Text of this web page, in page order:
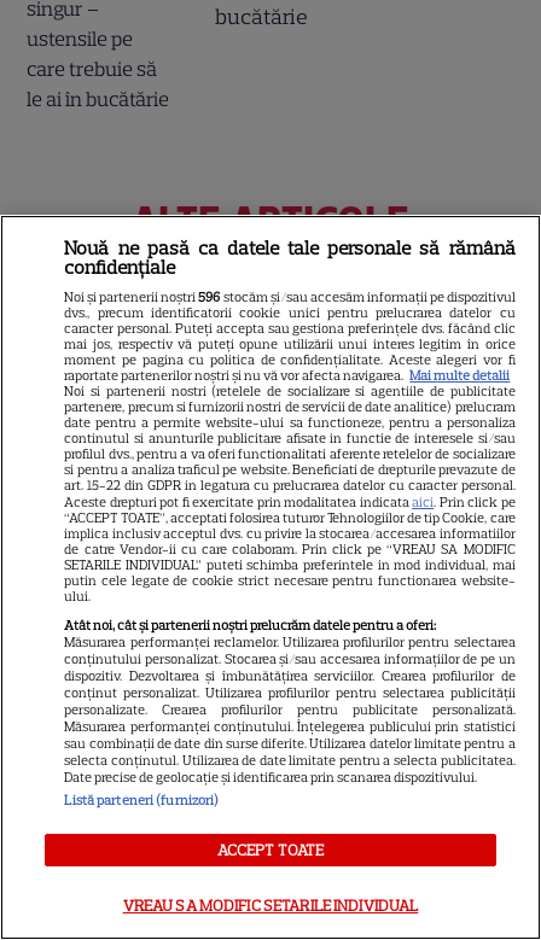
bucătărie
ALTE ARTICOLE
INTERESANTE
16
NETFLIX
Noutăți Netflix în august 2026:
Robert De Niro, „Nosferatu” și
noile sezoane din „Outer
Banks” și „Un veac de
singurătate”
14
VEDETE STRĂINE
Sean Astin din „Stăpânul
Inelelor” a fost nevoit să își
vândă casa din cauza
salariului mic: Câți bani a
primit de fapt
VEDETE STRĂINE
Elon Musk, atac la adresa
regizorului premiat cu Oscar
care a realizat documentarul
Nouă ne pasă ca datele tale personale să rămână
confidențiale
Noi și partenerii noștri596 stocăm și/sau accesăm informații pe dispozitivul
dvs., precum identificatorii cookie unici pentru prelucrarea datelor cu
caracter personal. Puteți accepta sau gestiona preferințele dvs. făcând clic
mai jos, respectiv vă puteți opune utilizării unui interes legitim în orice
moment pe pagina cu politica de confidențialitate. Aceste alegeri vor fi
raportate partenerilor noștri și nu vă vor afecta navigarea. Mai multe detalii
Noi si partenerii nostri (retelele de socializare si agentiile de publicitate
partenere, precum si furnizorii nostri de servicii de date analitice) prelucram
date pentru a permite website-ului sa functioneze, pentru a personaliza
continutul si anunturile publicitare afisate in functie de interesele si/sau
profilul dvs., pentru a va oferi functionalitati aferente retelelor de socializare
si pentru a analiza traficul pe website. Beneficiati de drepturile prevazute de
art. 15-22 din GDPR in legatura cu prelucrarea datelor cu caracter personal.
Aceste drepturi pot fi exercitate prin modalitatea indicataaici. Prin click pe
“ACCEPT TOATE”, acceptati folosirea tuturor Tehnologiilor de tip Cookie, care
implica inclusiv acceptul dvs. cu privire la stocarea/accesarea informatiilor
de catre Vendor-ii cu care colaboram. Prin click pe “VREAU SA MODIFIC
SETARILE INDIVIDUAL” puteti schimba preferintele in mod individual, mai
putin cele legate de cookie strict necesare pentru functionarea website-
ului.
Atât noi, cât și partenerii noștri prelucrăm datele pentru a oferi:
Măsurarea performanței reclamelor. Utilizarea profilurilor pentru selectarea
conținutului personalizat. Stocarea și/sau accesarea informațiilor de pe un
dispozitiv. Dezvoltarea și îmbunătățirea serviciilor. Crearea profilurilor de
conținut personalizat. Utilizarea profilurilor pentru selectarea publicității
personalizate. Crearea profilurilor pentru publicitate personalizată.
Măsurarea performanței conținutului. Înțelegerea publicului prin statistici
sau combinații de date din surse diferite. Utilizarea datelor limitate pentru a
selecta conținutul. Utilizarea de date limitate pentru a selecta publicitatea.
Date precise de geolocație și identificarea prin scanarea dispozitivului.
Listă parteneri (furnizori)
ACCEPT TOATE
VREAU SA MODIFIC SETARILE INDIVIDUAL